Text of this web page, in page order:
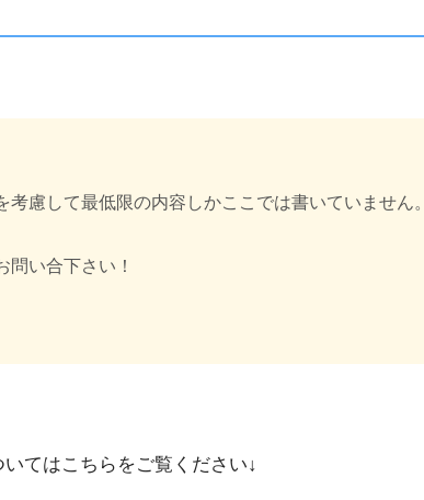
慮して最低限の内容しかここでは書いていません。
問い合下さい！
いてはこちらをご覧ください↓